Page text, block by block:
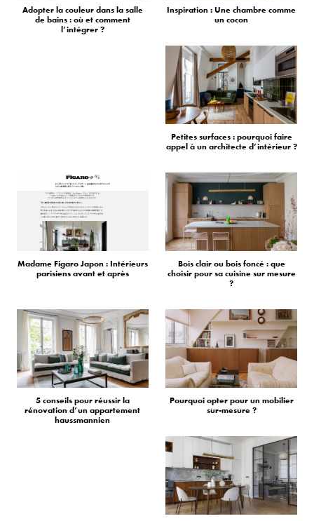
Adopter la couleur dans la salle
de bains : où et comment
l’intégrer ?
Inspiration : Une chambre comme
un cocon
Petites surfaces : pourquoi faire
appel à un architecte d’intérieur ?
Madame Figaro Japon : Intérieurs
parisiens avant et après
Bois clair ou bois foncé : que
choisir pour sa cuisine sur mesure
?
5 conseils pour réussir la
rénovation d’un appartement
haussmannien
Pourquoi opter pour un mobilier
sur-mesure ?